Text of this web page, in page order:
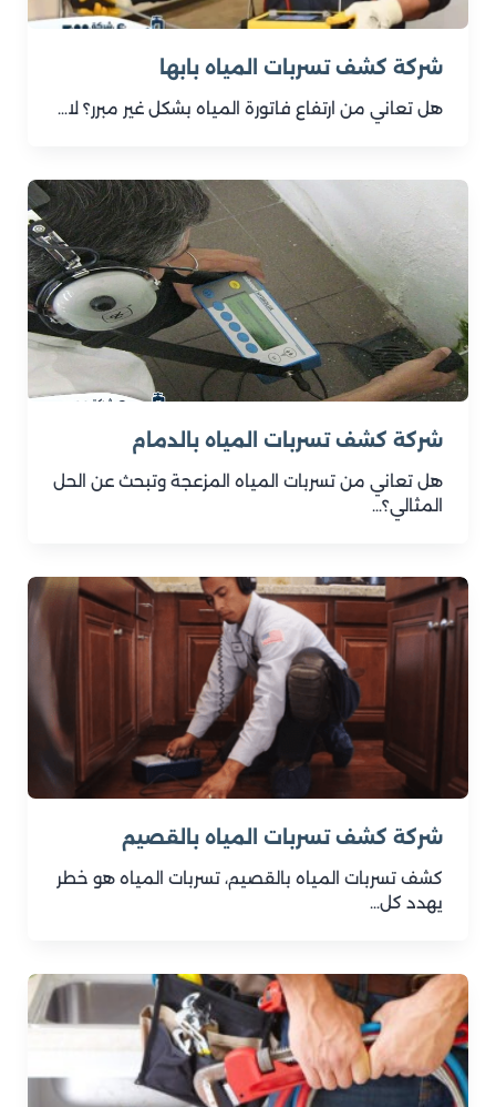
شركة كشف تسربات المياه بابها
هل تعاني من ارتفاع فاتورة المياه بشكل غير مبرر؟ لا…
شركة كشف تسربات المياه بالدمام
هل تعاني من تسربات المياه المزعجة وتبحث عن الحل
المثالي؟…
شركة كشف تسربات المياه بالقصيم
كشف تسربات المياه بالقصيم، تسربات المياه هو خطر
يهدد كل…